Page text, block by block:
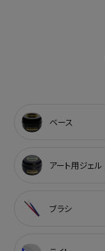
ベース
アート用ジェル
ブラシ